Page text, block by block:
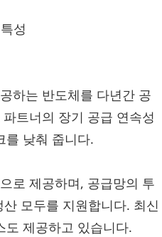
성
하는 반도체를 다년간 공
트너의 장기 공급 연속성
를 낮춰 줍니다.
로 제공하며, 공급망의 투
모두를 지원합니다. 최신
도 제공하고 있습니다.